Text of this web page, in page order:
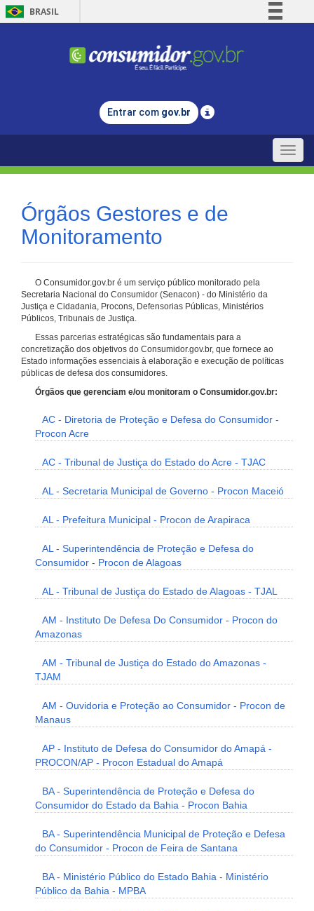
BRASIL
Comunica BR
Legislação
Entrar com gov.br
Toggle
Órgãos Gestores e de
Monitoramento
O Consumidor.gov.br é um serviço público monitorado pela
Secretaria Nacional do Consumidor (Senacon) - do Ministério da
Justiça e Cidadania, Procons, Defensorias Públicas, Ministérios
Públicos, Tribunais de Justiça.
Essas parcerias estratégicas são fundamentais para a
concretização dos objetivos do Consumidor.gov.br, que fornece ao
Estado informações essenciais à elaboração e execução de políticas
públicas de defesa dos consumidores.
Órgãos que gerenciam e/ou monitoram o Consumidor.gov.br:
AC - Diretoria de Proteção e Defesa do Consumidor -
Procon Acre
AC - Tribunal de Justiça do Estado do Acre - TJAC
AL - Secretaria Municipal de Governo - Procon Maceió
AL - Prefeitura Municipal - Procon de Arapiraca
AL - Superintendência de Proteção e Defesa do
Consumidor - Procon de Alagoas
AL - Tribunal de Justiça do Estado de Alagoas - TJAL
AM - Instituto De Defesa Do Consumidor - Procon do
Amazonas
AM - Tribunal de Justiça do Estado do Amazonas -
TJAM
AM - Ouvidoria e Proteção ao Consumidor - Procon de
Manaus
AP - Instituto de Defesa do Consumidor do Amapá -
PROCON/AP - Procon Estadual do Amapá
BA - Superintendência de Proteção e Defesa do
Consumidor do Estado da Bahia - Procon Bahia
BA - Superintendência Municipal de Proteção e Defesa
do Consumidor - Procon de Feira de Santana
BA - Ministério Público do Estado Bahia - Ministério
Público da Bahia - MPBA